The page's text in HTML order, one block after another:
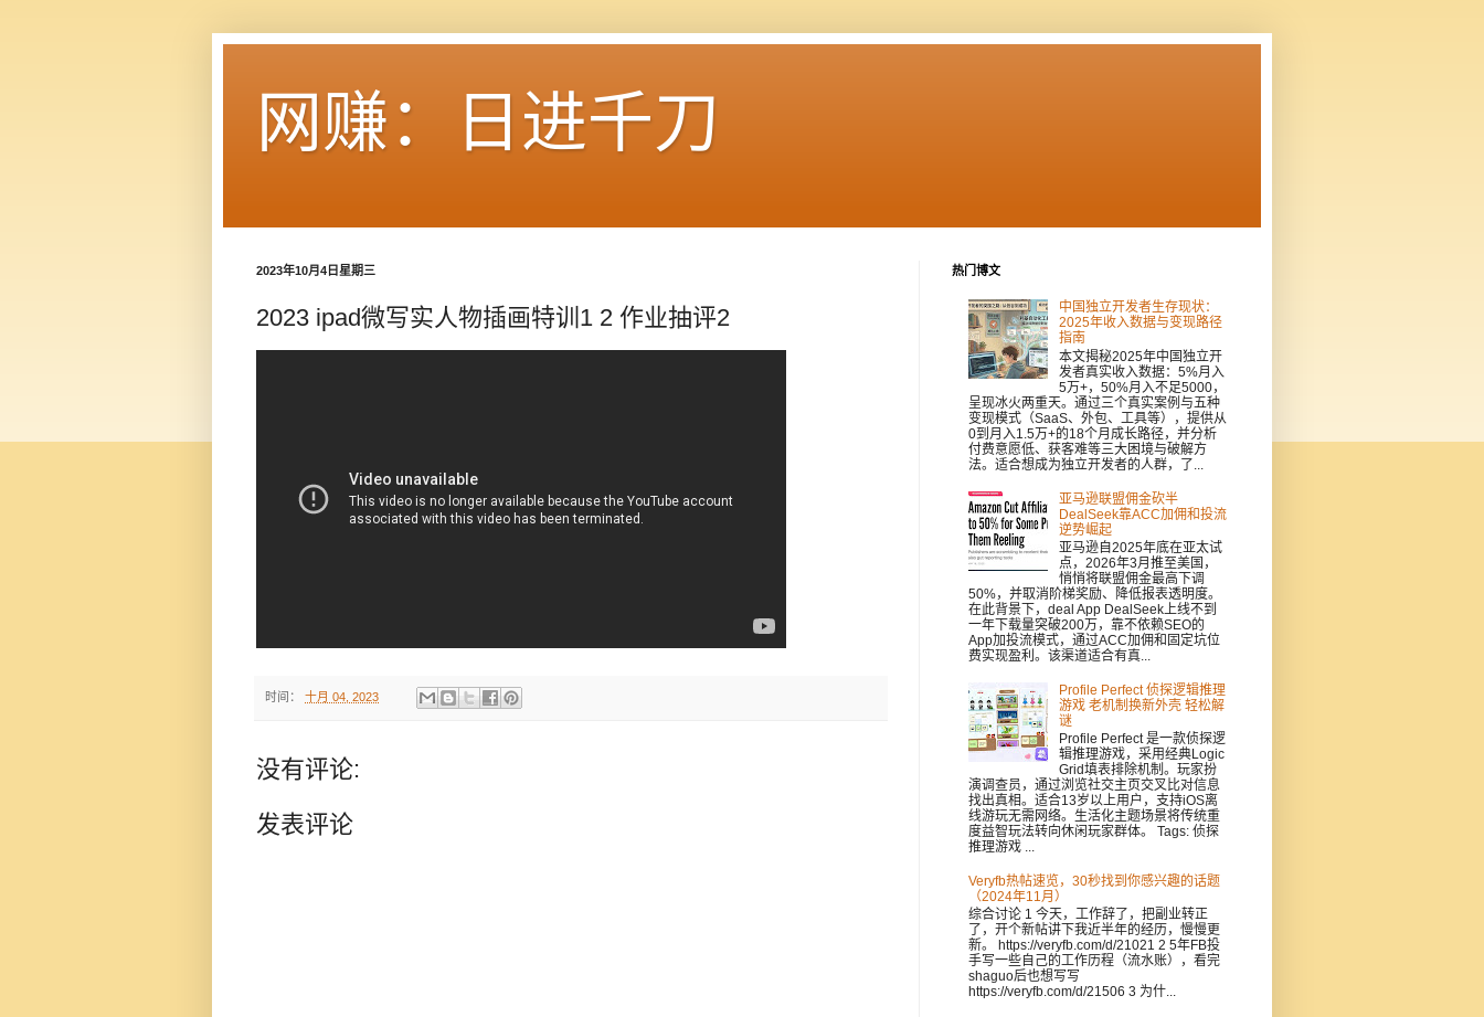
网赚：日进千刀
2023年10月4日星期三
2023 ipad微写实人物插画特训1 2 作业抽评2
时间： 十月 04, 2023
没有评论:
发表评论
热门博文
中国独立开发者生存现状：
2025年收入数据与变现路径
指南
本文揭秘2025年中国独立开
发者真实收入数据：5%月入
5万+，50%月入不足5000，
呈现冰火两重天。通过三个真实案例与五种
变现模式（SaaS、外包、工具等），提供从
0到月入1.5万+的18个月成长路径，并分析
付费意愿低、获客难等三大困境与破解方
法。适合想成为独立开发者的人群，了...
亚马逊联盟佣金砍半
DealSeek靠ACC加佣和投流
逆势崛起
亚马逊自2025年底在亚太试
点，2026年3月推至美国，
悄悄将联盟佣金最高下调
50%，并取消阶梯奖励、降低报表透明度。
在此背景下，deal App DealSeek上线不到
一年下载量突破200万，靠不依赖SEO的
App加投流模式，通过ACC加佣和固定坑位
费实现盈利。该渠道适合有真...
Profile Perfect 侦探逻辑推理
游戏 老机制换新外壳 轻松解
谜
Profile Perfect 是一款侦探逻
辑推理游戏，采用经典Logic
Grid填表排除机制。玩家扮
演调查员，通过浏览社交主页交叉比对信息
找出真相。适合13岁以上用户，支持iOS离
线游玩无需网络。生活化主题场景将传统重
度益智玩法转向休闲玩家群体。 Tags: 侦探
推理游戏 ...
Veryfb热帖速览，30秒找到你感兴趣的话题
（2024年11月）
综合讨论 1 今天，工作辞了，把副业转正
了，开个新帖讲下我近半年的经历，慢慢更
新。 https://veryfb.com/d/21021 2 5年FB投
手写一些自己的工作历程（流水账），看完
shaguo后也想写写
https://veryfb.com/d/21506 3 为什...